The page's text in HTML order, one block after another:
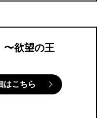
〜欲望の王
はこちら